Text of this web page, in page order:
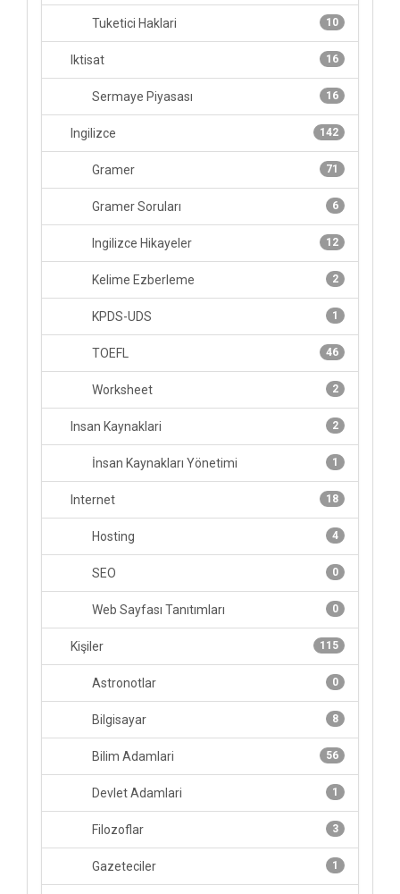
10
Tuketici Haklari
16
Iktisat
16
Sermaye Piyasası
142
Ingilizce
71
Gramer
6
Gramer Soruları
12
Ingilizce Hikayeler
2
Kelime Ezberleme
1
KPDS-UDS
46
TOEFL
2
Worksheet
2
Insan Kaynaklari
1
İnsan Kaynakları Yönetimi
18
Internet
4
Hosting
0
SEO
0
Web Sayfası Tanıtımları
115
Kişiler
0
Astronotlar
8
Bilgisayar
56
Bilim Adamlari
1
Devlet Adamlari
3
Filozoflar
1
Gazeteciler